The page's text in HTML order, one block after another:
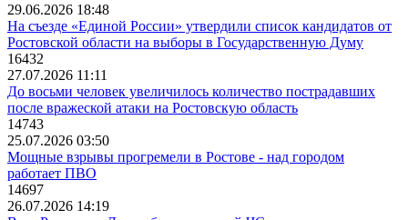
29.06.2026 18:48
На съезде «Единой России» утвердили список кандидатов от
Ростовской области на выборы в Государственную Думу
16432
27.07.2026 11:11
До восьми человек увеличилось количество пострадавших
после вражеской атаки на Ростовскую область
14743
25.07.2026 03:50
Мощные взрывы прогремели в Ростове - над городом
работает ПВО
14697
26.07.2026 14:19